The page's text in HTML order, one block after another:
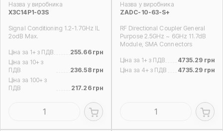
Назва у виробника
X3C14P1-03S
Signal Conditioning 1.2-1.7GHz IL
2odB Max.
Ціна за 1+ з ПДВ
255.66 грн
Ціна за 10+ з
ПДВ
236.58 грн
Ціна за 100+ з
ПДВ
217.26 грн
Назва у виробника
ZADC-10-63-S+
RF Directional Coupler General
Purpose 2.5GHz ~ 6GHz 11.7dB
Module, SMA Connectors
Ціна за 1+ з ПДВ
4735.29 грн
Ціна за 4+ з ПДВ
4735.29 грн